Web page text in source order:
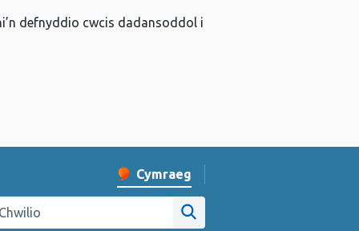
defnyddio cwcis dadansoddol i
Newid iaith y wefan
Cymraeg
gwefan Iechyd Cyhoeddus Cymru
Chwilio ar y wefan